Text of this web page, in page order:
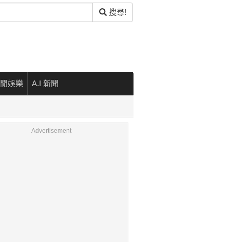
搜尋!
娛樂 A.I 新聞
Advertisement